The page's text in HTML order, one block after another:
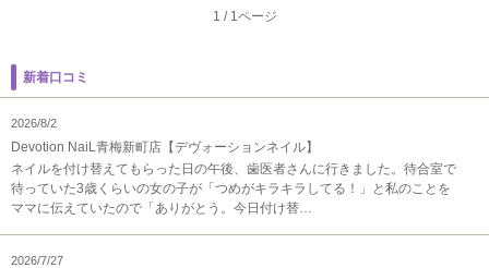
1 / 1ページ
新着口コミ
2026/8/2
Devotion NaiL青梅新町店【デヴォーションネイル】
ネイルを付け替えてもらった日の午後、歯医者さんに行きました。待合室で
待っていた3歳くらいの女の子が「つめがキラキラしてる！」と私のことを
ママに伝えていたので「ありがとう。今日付け替…
2026/7/27